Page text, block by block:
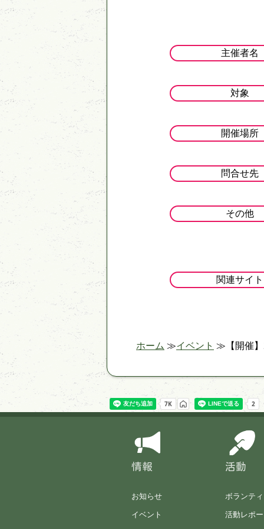
主催者名
対象
開催場所
問合せ先
その他
関連サイト
ホーム イベント 【開催
情報
お知らせ
イベント
活動
ボランテ
活動レポ